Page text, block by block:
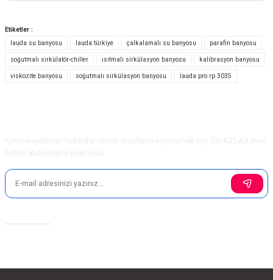
yetersiz gördüğünüz noktaları öneri formunu kullanarak tarafımıza
iletebilirsiniz.
Görüş ve önerileriniz için teşekkür ederiz.
Ürün resmi kalitesiz, bozuk veya görüntülenemiyor.
Etiketler :
lauda su banyosu
lauda türkiye çalkalamalı su banyosu
parafin banyosu
soğutmalı sirkülatör-chiller
ısıtmalı sirkülasyon banyosu
kalibrasyon banyosu
viskozite banyosu
soğutmalı sirkülasyon banyosu lauda pro rp 3035